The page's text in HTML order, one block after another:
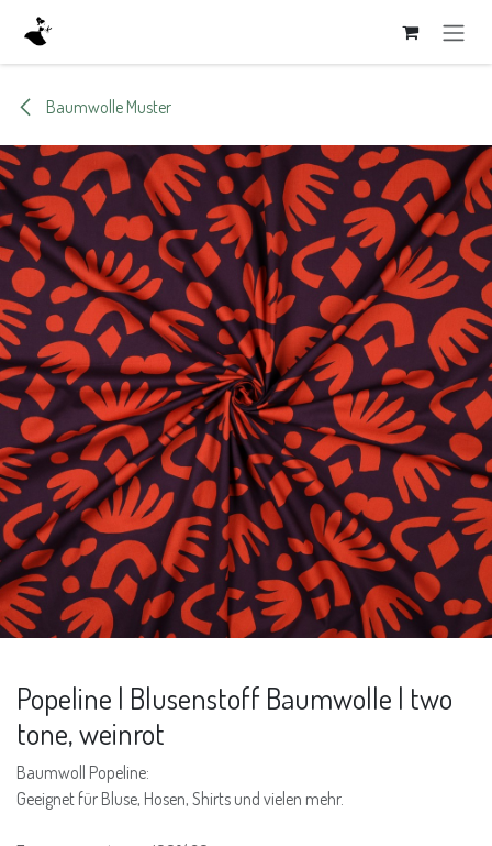
Zum Inhalt springen
Baumwolle Muster
Popeline | Blusenstoff Baumwolle | two
tone, weinrot
Baumwoll Popeline:
Geeignet für Bluse, Hosen, Shirts und vielen mehr.